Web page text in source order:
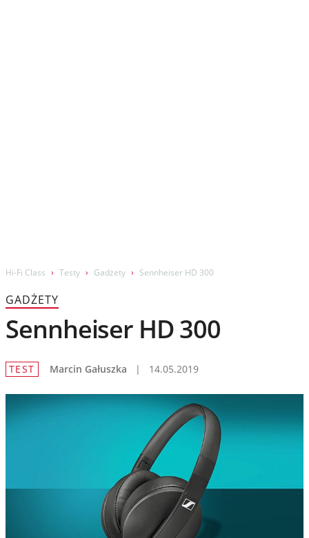
Hi-Fi Class Testy Gadżety Sennheiser HD 300
GADŻETY
Sennheiser HD 300
TEST Marcin Gałuszka | 14.05.2019